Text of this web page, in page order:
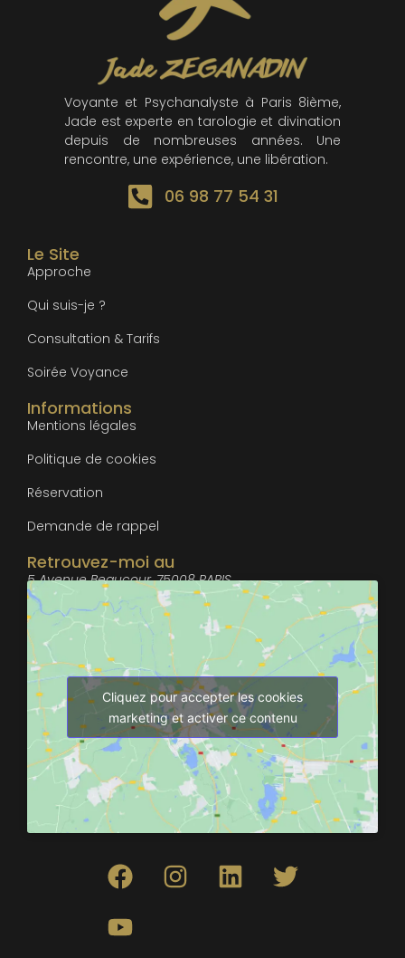
Voyante et Psychanalyste à Paris 8ième,
Jade est experte en tarologie et divination
depuis de nombreuses années. Une
rencontre, une expérience, une libération.
06 98 77 54 31
Le Site
Approche
Qui suis-je ?
Consultation & Tarifs
Soirée Voyance
Informations
Mentions légales
Politique de cookies
Réservation
Demande de rappel
Retrouvez-moi au
5 Avenue Beaucour, 75008 PARIS
Cliquez pour accepter les cookies
marketing et activer ce contenu